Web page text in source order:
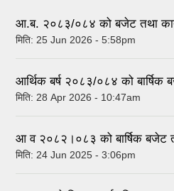
आ.ब. २०८३/०८४ को बजेट तथा
मिति: 25 Jun 2026 - 5:58pm
आर्थिक बर्ष २०८३/०८४ को बार्षिक
मिति: 28 Apr 2026 - 10:47am
आ व २०८२।०८३ को बार्षिक बजेट
मिति: 24 Jun 2025 - 3:06pm